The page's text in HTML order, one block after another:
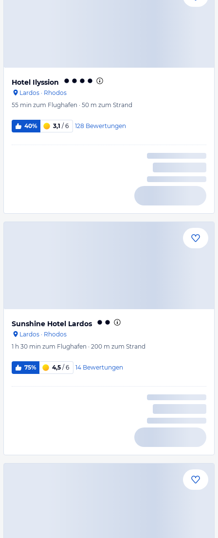
Hotel Ilyssion
Lardos · Rhodos
55 min zum Flughafen · 50 m zum Strand
40% 3,1 / 6 128 Bewertungen
Sunshine Hotel Lardos
Lardos · Rhodos
1 h 30 min zum Flughafen · 200 m zum Strand
75% 4,5 / 6 14 Bewertungen